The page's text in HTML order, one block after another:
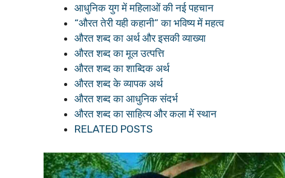
आधुनिक युग में महिलाओं की नई पहचान
“औरत तेरी यही कहानी” का भविष्य में महत्व
औरत शब्द का अर्थ और इसकी व्याख्या
औरत शब्द का मूल उत्पत्ति
औरत शब्द का शाब्दिक अर्थ
औरत शब्द के व्यापक अर्थ
औरत शब्द का आधुनिक संदर्भ
औरत शब्द का साहित्य और कला में स्थान
RELATED POSTS